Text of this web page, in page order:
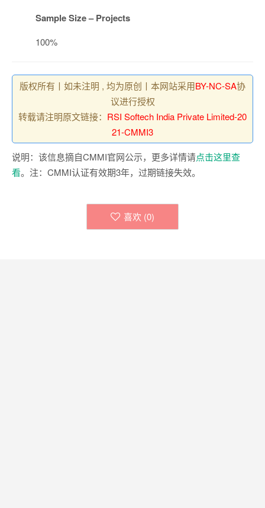
Sample Size – Projects
100%
版权所有丨如未注明 , 均为原创丨本网站采用BY-NC-SA协
议进行授权
转载请注明原文链接： RSI Softech India Private Limited-20
21-CMMI3
说明：该信息摘自CMMI官网公示，更多详情请点击这里查
看。注：CMMI认证有效期3年，过期链接失效。
喜欢 (0)